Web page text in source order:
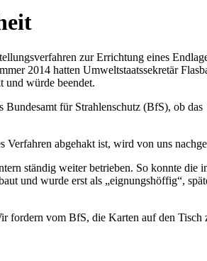
zur Errichtung eines
2014 hatten Umweltstaatssekretär
und würde beendet.
für Strahlenschutz (BfS), ob das
Verfahren abgehakt ist, wird von uns
ständig weiter betrieben. So konnte die
und wurde erst als „eignungshöffig“,
fordern vom BfS, die Karten auf den Tisch